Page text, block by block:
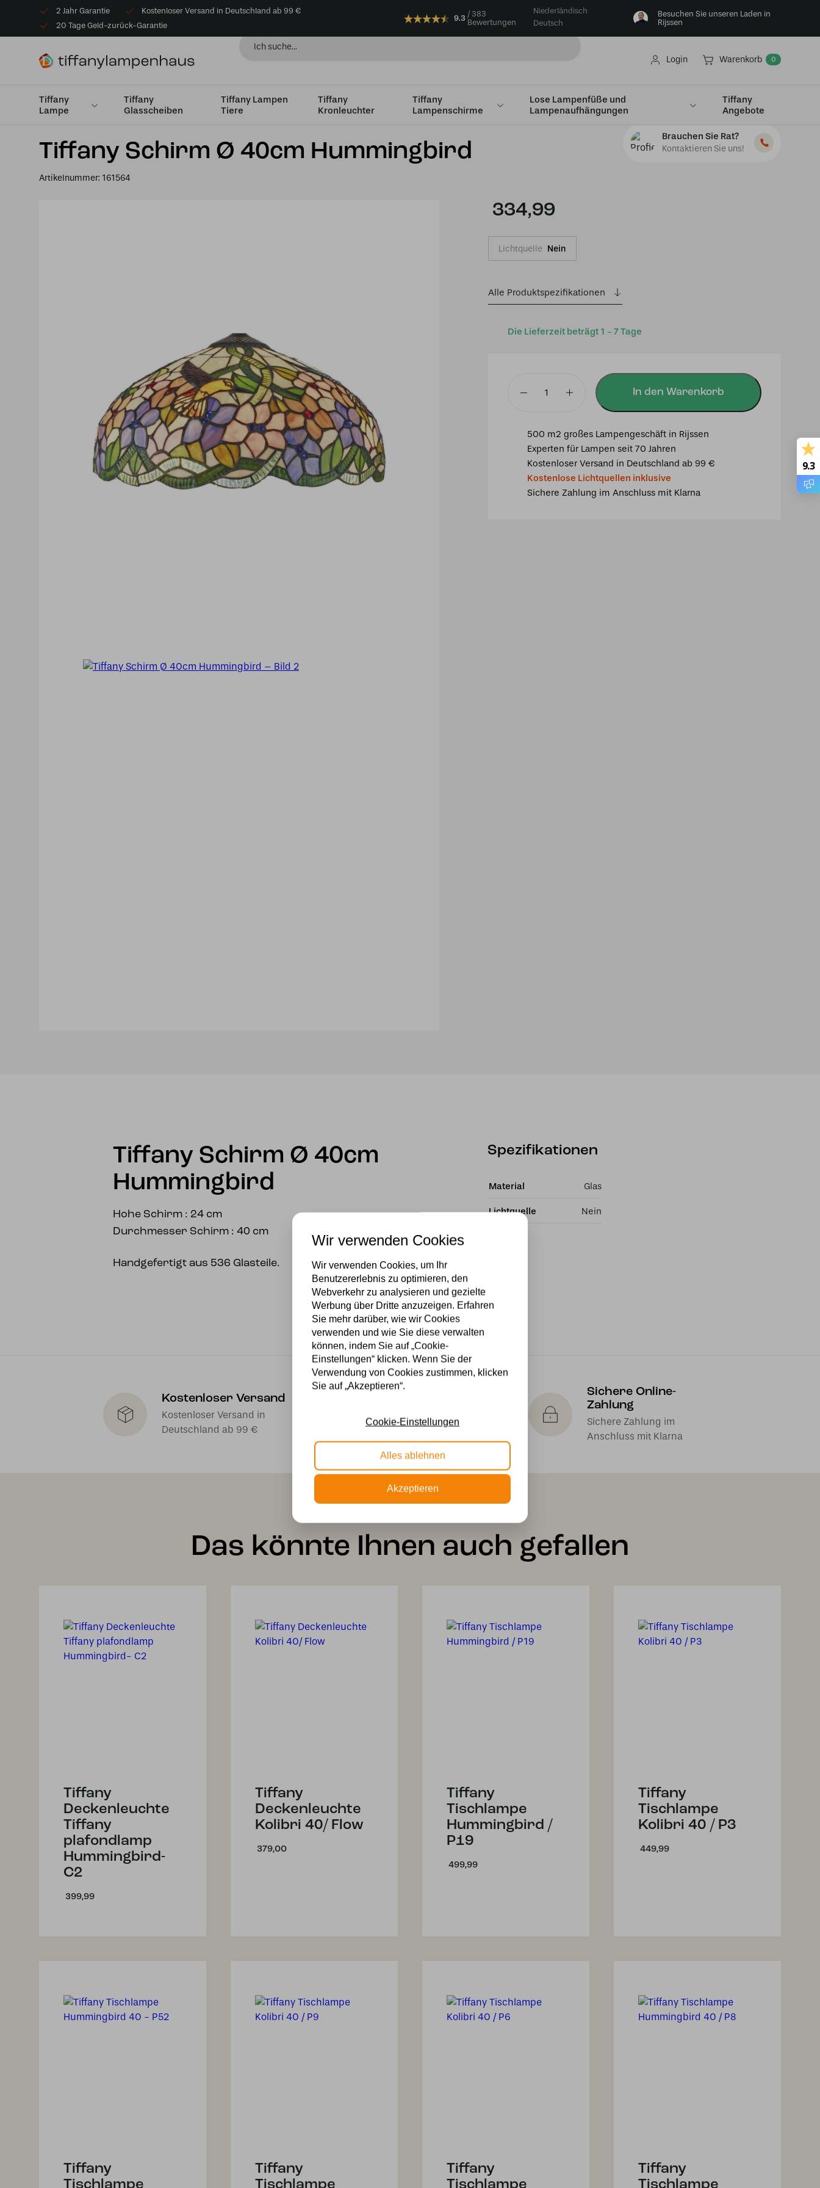
2 Jahr Garantie
Kostenloser Versand in Deutschland ab 99 €
20 Tage Geld-zurück-Garantie
9.3
383
Bewertungen
Niederländisch
Deutsch
Besuchen Sie unseren Laden in
Rijssen
Login Warenkorb 0
Tiffany
Lampe
Tiffany
Glasscheiben
Tiffany Lampen
Tiere
Tiffany
Kronleuchter
Tiffany
Lampenschirme
Lose Lampenfüße und
Lampenaufhängungen
Tiffany
Angebote
Startseite Lampenschirme Lampenschirme Medium Ø36 bis Ø49 cm Tiffany Schirm Ø 40cm Hummingbird
Tiffany Schirm Ø 40cm Hummingbird
Artikelnummer: 161564
Brauchen Sie Rat?
Kontaktieren Sie uns!
Die Lieferzeit beträgt 1 - 7 Tage
334,99
Lichtquelle Nein
Alle Produktspezifikationen
Hummingbird
In den Warenkorb
500 m2 großes Lampengeschäft in Rijssen
Experten für Lampen seit 70 Jahren
Kostenloser Versand in Deutschland ab 99 €
Kostenlose Lichtquellen inklusive
Sichere Zahlung im Anschluss mit Klarna
Tiffany Schirm Ø 40cm
Hummingbird
Hohe Schirm : 24 cm
Durchmesser Schirm : 40 cm
Handgefertigt aus 536 Glasteile.
Spezifikationen
Material Glas
Lichtquelle Nein
Kostenloser Versand
Kostenloser Versand in
Deutschland ab 99 €
Kostenlose
Die Bestellung umfasst die
Sichere Online-
Zahlung
Sichere Zahlung im
Anschluss mit Klarna
Das könnte Ihnen auch gefallen
Tiffany
Deckenleuchte
Tiffany
plafondlamp
Hummingbird-
C2
399,99
Tiffany
Deckenleuchte
Kolibri 40/ Flow
379,00
Tiffany
Tischlampe
Hummingbird /
P19
499,99
Tiffany
Tischlampe
Kolibri 40 / P3
449,99
Tiffany
Tischlampe
Tiffany
Tischlampe
Tiffany
Tischlampe
Tiffany
Tischlampe
9.3
Wir verwenden Cookies
Wir verwenden Cookies, um Ihr
Benutzererlebnis zu optimieren, den
Webverkehr zu analysieren und gezielte
Werbung über Dritte anzuzeigen. Erfahren
Sie mehr darüber, wie wir Cookies
verwenden und wie Sie diese verwalten
können, indem Sie auf „Cookie-
Einstellungen“ klicken. Wenn Sie der
Verwendung von Cookies zustimmen, klicken
Sie auf „Akzeptieren“.
Cookie-Einstellungen
Alles ablehnen
Akzeptieren